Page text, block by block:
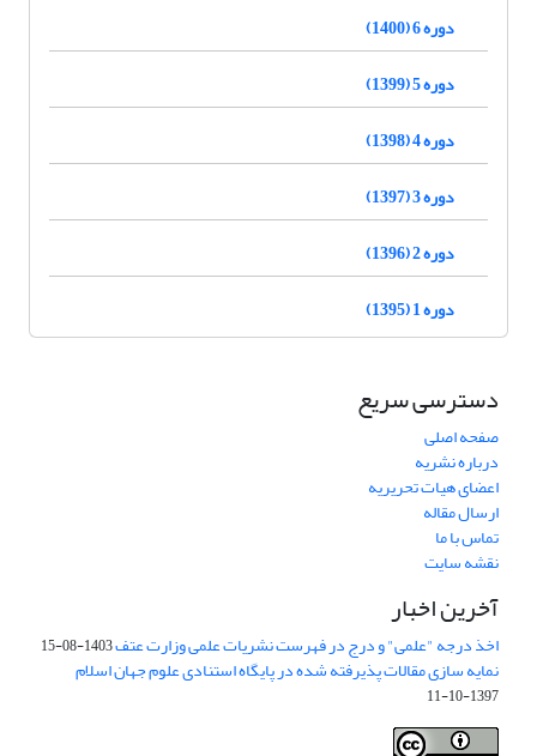
دوره 6 (1400)
دوره 5 (1399)
دوره 4 (1398)
دوره 3 (1397)
دوره 2 (1396)
دوره 1 (1395)
دسترسی سریع
صفحه اصلی
درباره نشریه
اعضای هیات تحریریه
ارسال مقاله
تماس با ما
نقشه سایت
آخرین اخبار
اخذ درجه "علمی" و درج در فهرست نشریات علمی وزارت عتف1403-08-15
نمایه سازی مقالات پذیرفته شده در پایگاه استنادی علوم جهان اسلام
1397-10-11